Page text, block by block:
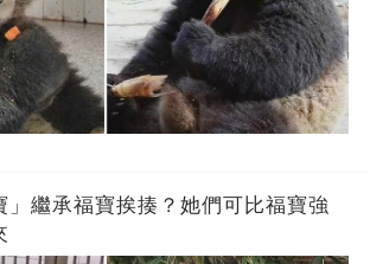
」繼承福寶挨揍？她們可比福寶強